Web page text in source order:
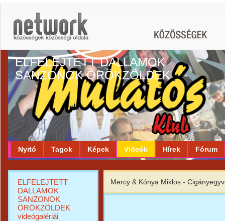
ELFELEJTETT DALLAMOK
SANZONOK ÖRÖKZÖLDEK
Nyitó Tagok Képek Videók Hírek Fórum
ELFELEJTETT
DALLAMOK
SANZONOK
ÖRÖKZÖLDEK
videógalériái
Mercy & Kónya Miklos -